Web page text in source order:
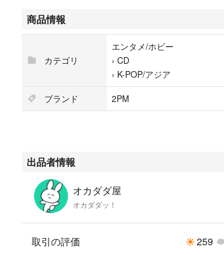
商品情報
カテゴリ
エンタメ/ホビー
› CD
› K-POP/アジア
ブランド
2PM
出品者情報
オカダダ屋
オカダダッ！
取引の評価 259